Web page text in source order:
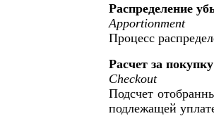
Распределение
Apportionment
Процесс
Расчет за покупку
Checkout
Подсчет
подлежащей